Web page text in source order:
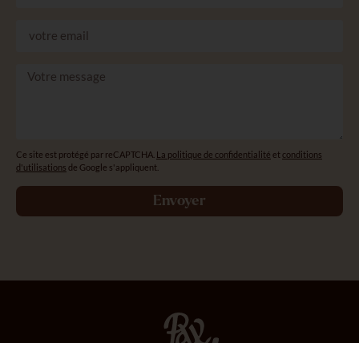
Ce site est protégé par reCAPTCHA. La politique de confidentialité etconditions
d'utilisations de Google s'appliquent.
Envoyer